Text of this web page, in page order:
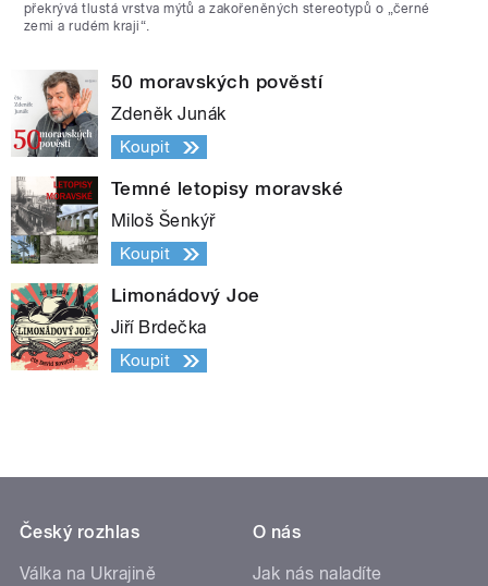
překrývá tlustá vrstva mýtů a zakořeněných stereotypů o „černé
zemi a rudém kraji“.
50 moravských pověstí
Zdeněk Junák
Koupit
Temné letopisy moravské
Miloš Šenkýř
Koupit
Limonádový Joe
Jiří Brdečka
Koupit
Český rozhlas
Válka na Ukrajině
O nás
Jak nás naladíte